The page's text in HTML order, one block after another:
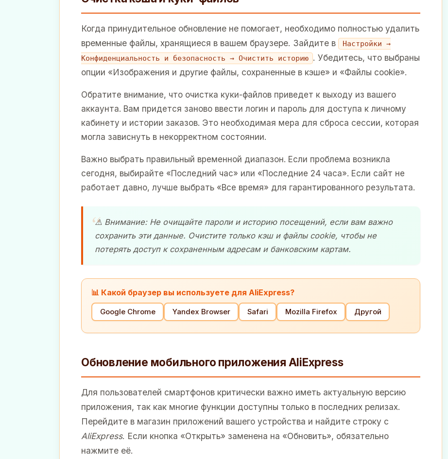
Когда принудительное обновление не помогает, необходимо полностью удалить
временные файлы, хранящиеся в вашем браузере. Зайдите в
Настройки →
Конфиденциальность и безопасность → Очистить историю . Убедитесь, что выбраны
опции «Изображения и другие файлы, сохраненные в кэше» и «Файлы cookie».
Обратите внимание, что очистка куки-файлов приведет к выходу из вашего
аккаунта. Вам придется заново ввести логин и пароль для доступа к личному
кабинету и истории заказов. Это необходимая мера для сброса сессии, которая
могла зависнуть в некорректном состоянии.
Важно выбрать правильный временной диапазон. Если проблема возникла
сегодня, выбирайте «Последний час» или «Последние 24 часа». Если сайт не
работает давно, лучше выбрать «Все время» для гарантированного результата.
⚠️ Внимание: Не очищайте пароли и историю посещений, если вам важно
сохранить эти данные. Очистите только кэш и файлы cookie, чтобы не
потерять доступ к сохраненным адресам и банковским картам.
📊 Какой браузер вы используете для AliExpress?
Google Chrome Yandex Browser Safari Mozilla Firefox Другой
Обновление мобильного приложения AliExpress
Для пользователей смартфонов критически важно иметь актуальную версию
приложения, так как многие функции доступны только в последних релизах.
Перейдите в магазин приложений вашего устройства и найдите строку с
AliExpress. Если кнопка «Открыть» заменена на «Обновить», обязательно
нажмите её.